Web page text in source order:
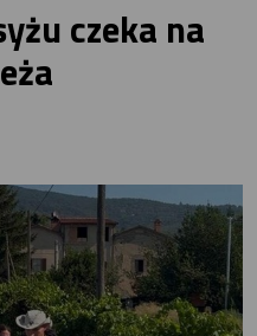
czeka na